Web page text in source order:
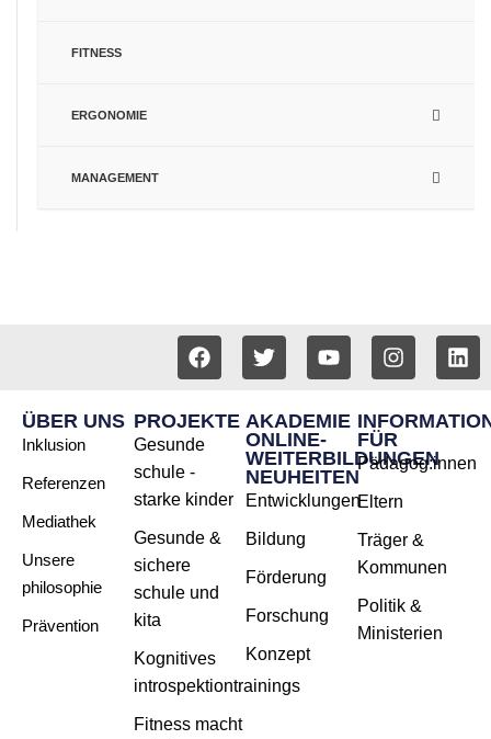
FITNESS
ERGONOMIE
MANAGEMENT
ÜBER UNS
Inklusion
Referenzen
Mediathek
Unsere
philosophie
Prävention
PROJEKTE
Gesunde
schule -
starke kinder
Gesunde &
sichere
schule und
kita
Kognitives
introspektiontrainings
Fitness macht
AKADEMIE
ONLINE-
WEITERBILDUNGEN
NEUHEITEN
Entwicklungen
Bildung
Förderung
Forschung
Konzept
FÜR
Pädagog:innen
Eltern
Träger &
Kommunen
Politik &
Ministerien